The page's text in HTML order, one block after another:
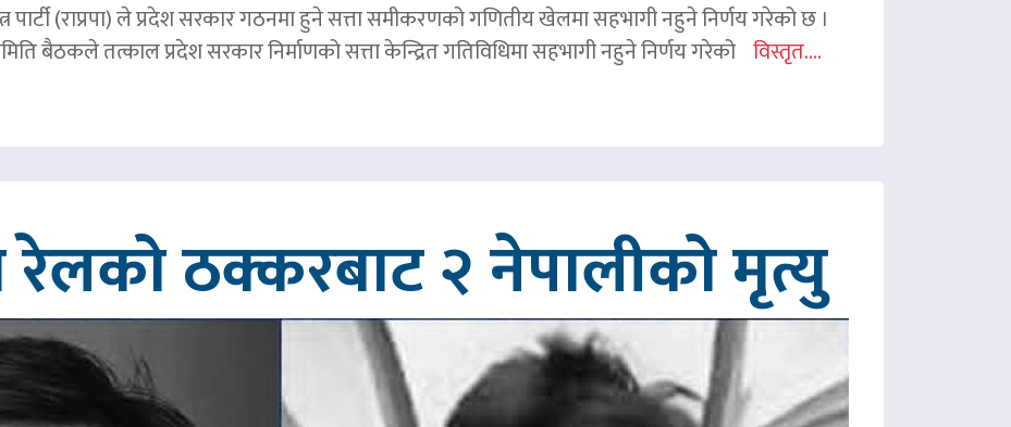
पार्टी (राप्रपा) ले प्रदेश सरकार गठनमा हुने सत्ता समीकरणको गणितीय खेलमा सहभागी नहुने निर्णय गरेको छ ।
बैठकले तत्काल प्रदेश सरकार निर्माणको सत्ता केन्द्रित गतिविधिमा सहभागी नहुने निर्णय गरेको विस्तृत....
रेलको ठक्करबाट २ नेपालीको मृत्यु